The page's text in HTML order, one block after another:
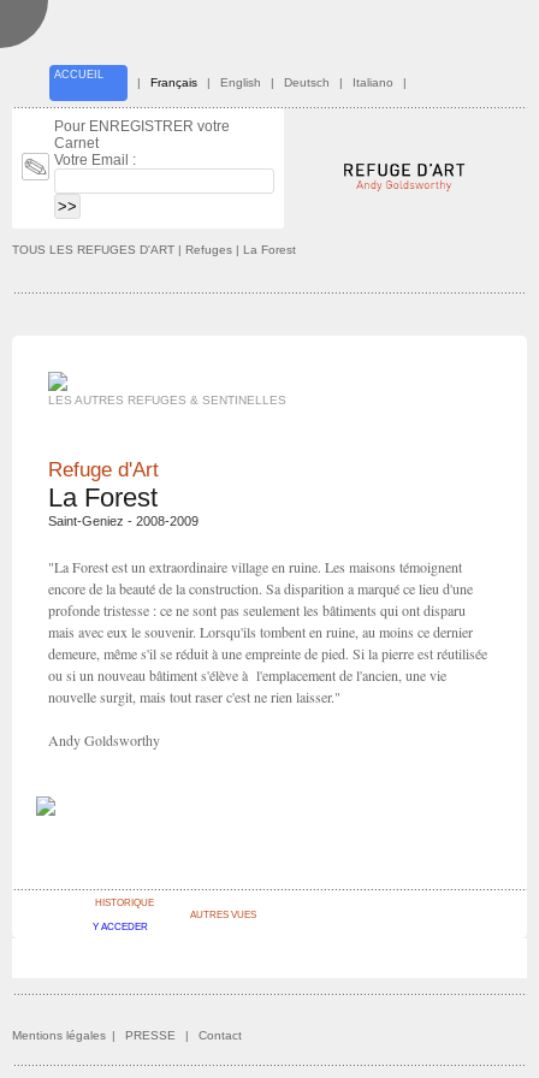
ACCUEIL
| Français | English | Deutsch | Italiano |
Pour ENREGISTRER votre
Carnet
Votre Email :
TOUS LES REFUGES D'ART | Refuges | La Forest
LES AUTRES REFUGES & SENTINELLES
Refuge d'Art
La Forest
Saint-Geniez - 2008-2009
"La Forest est un extraordinaire village en ruine. Les maisons témoignent
encore de la beauté de la construction. Sa disparition a marqué ce lieu d'une
profonde tristesse : ce ne sont pas seulement les bâtiments qui ont disparu
mais avec eux le souvenir. Lorsqu'ils tombent en ruine, au moins ce dernier
demeure, même s'il se réduit à une empreinte de pied. Si la pierre est réutilisée
ou si un nouveau bâtiment s'élève à l'emplacement de l'ancien, une vie
nouvelle surgit, mais tout raser c'est ne rien laisser."
Andy Goldsworthy
HISTORIQUE
Y ACCEDER
AUTRES VUES
Mentions légales | PRESSE | Contact